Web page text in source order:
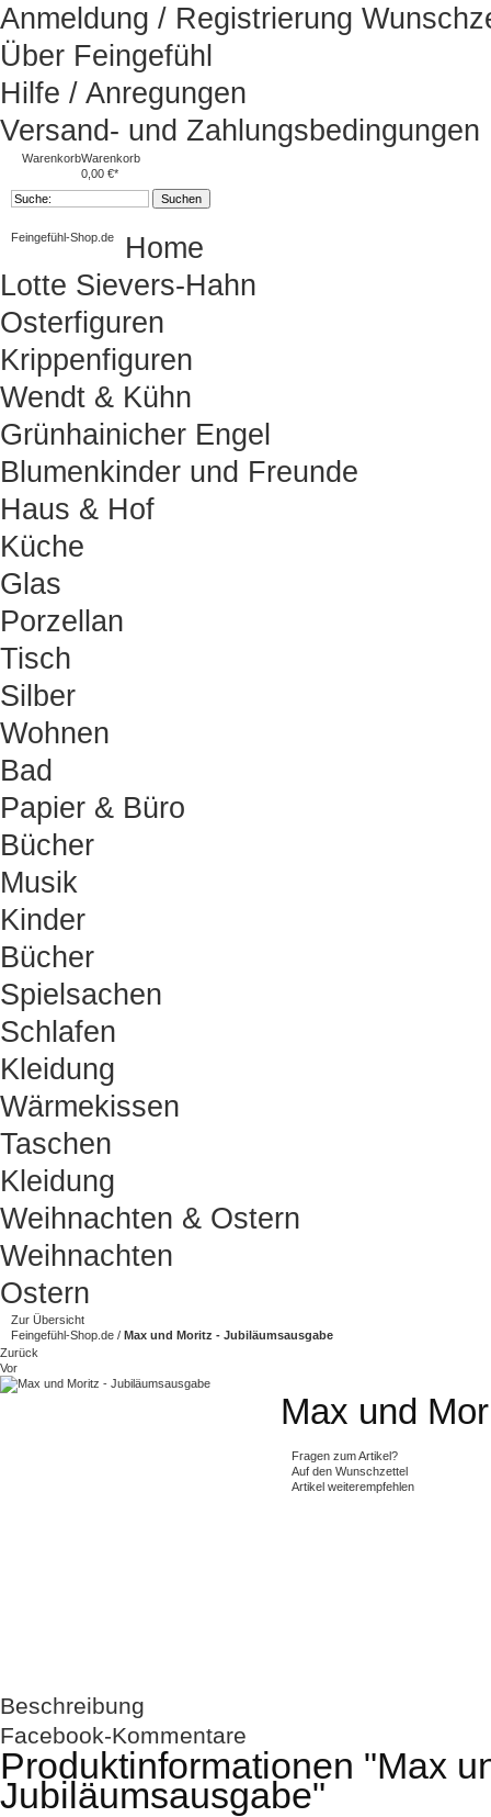
Anmeldung / Registrierung
Über Feingefühl
Hilfe / Anregungen
Versand- und Zahlungsbedingungen
WarenkorbWarenkorb
0,00 €*
Feingefühl-Shop.de
Home
Lotte Sievers-Hahn
Osterfiguren
Krippenfiguren
Wendt & Kühn
Grünhainicher Engel
Blumenkinder und Freunde
Haus & Hof
Küche
Glas
Porzellan
Tisch
Silber
Wohnen
Bad
Papier & Büro
Bücher
Musik
Kinder
Bücher
Spielsachen
Schlafen
Kleidung
Wärmekissen
Taschen
Kleidung
Weihnachten & Ostern
Weihnachten
Ostern
Zur Übersicht
Feingefühl-Shop.de / Max und Moritz - Jubiläumsausgabe
Zurück
Vor
Max und
Fragen zum Artikel?
Auf den Wunschzettel
Artikel weiterempfehlen
Beschreibung
Facebook-Kommentare
Produktinformationen "Max
Jubiläumsausgabe"